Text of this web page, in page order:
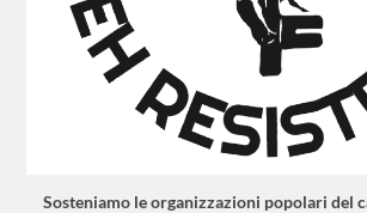
Sosteniamo le organizzazioni popolari del